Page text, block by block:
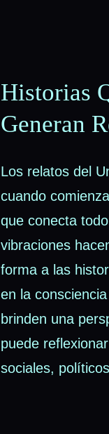
Historias
Generan
Los relatos del
cuando
que conecta
vibraciones
forma a las
en la
brinden una
puede
sociales,